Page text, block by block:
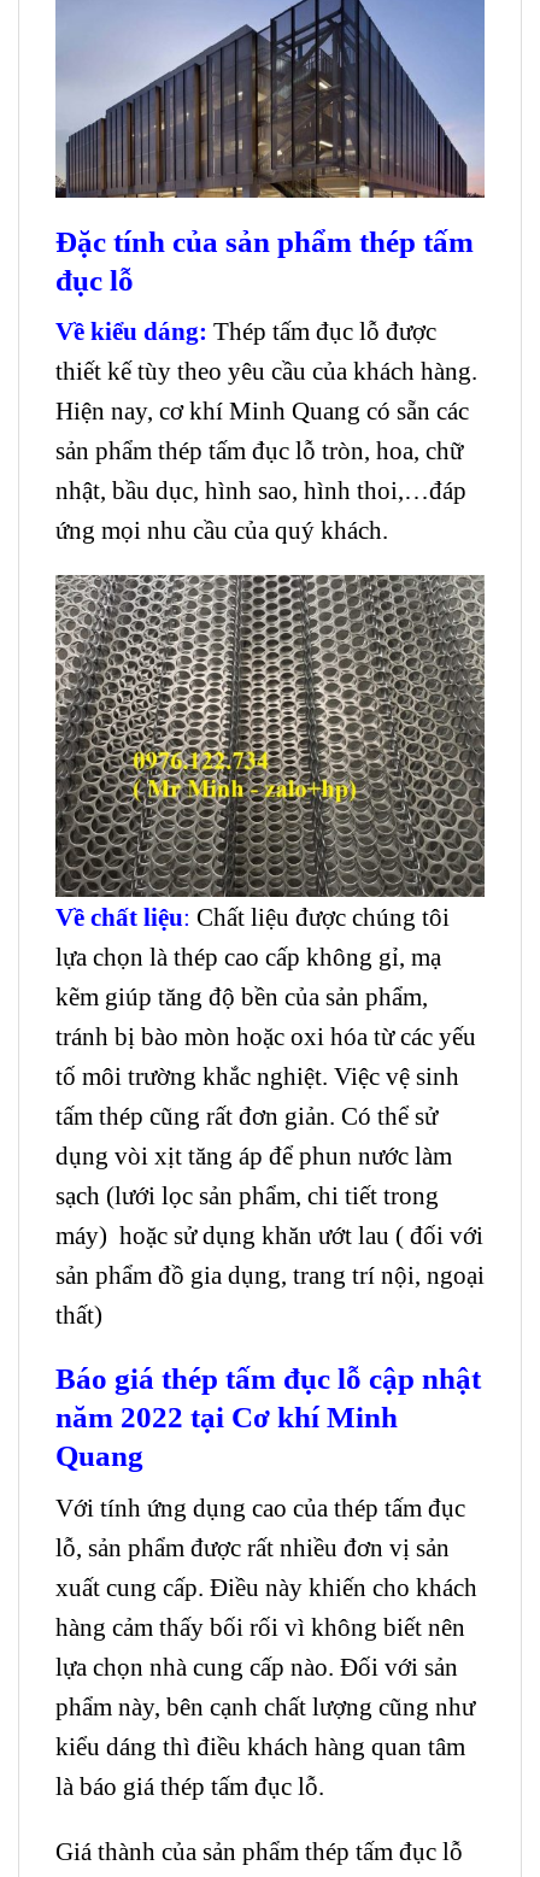
Đặc tính của sản phẩm thép tấm
đục lỗ
Về kiểu dáng: Thép tấm đục lỗ được
thiết kế tùy theo yêu cầu của khách hàng.
Hiện nay, cơ khí Minh Quang có sẵn các
sản phẩm thép tấm đục lỗ tròn, hoa, chữ
nhật, bầu dục, hình sao, hình thoi,…đáp
ứng mọi nhu cầu của quý khách.
Về chất liệu: Chất liệu được chúng tôi
lựa chọn là thép cao cấp không gỉ, mạ
kẽm giúp tăng độ bền của sản phẩm,
tránh bị bào mòn hoặc oxi hóa từ các yếu
tố môi trường khắc nghiệt. Việc vệ sinh
tấm thép cũng rất đơn giản. Có thể sử
dụng vòi xịt tăng áp để phun nước làm
sạch (lưới lọc sản phẩm, chi tiết trong
máy) hoặc sử dụng khăn ướt lau ( đối với
sản phẩm đồ gia dụng, trang trí nội, ngoại
thất)
Báo giá thép tấm đục lỗ cập nhật
năm 2022 tại Cơ khí Minh
Quang
Với tính ứng dụng cao của thép tấm đục
lỗ, sản phẩm được rất nhiều đơn vị sản
xuất cung cấp. Điều này khiến cho khách
hàng cảm thấy bối rối vì không biết nên
lựa chọn nhà cung cấp nào. Đối với sản
phẩm này, bên cạnh chất lượng cũng như
kiểu dáng thì điều khách hàng quan tâm
là báo giá thép tấm đục lỗ.
Giá thành của sản phẩm thép tấm đục lỗ